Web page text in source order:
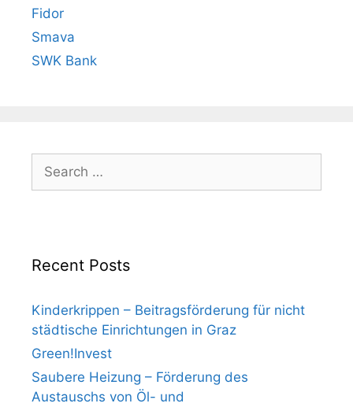
Fidor
Smava
SWK Bank
for:
Recent Posts
Kinderkrippen – Beitragsförderung für nicht
städtische Einrichtungen in Graz
Green!Invest
Saubere Heizung – Förderung des
Austauschs von Öl- und